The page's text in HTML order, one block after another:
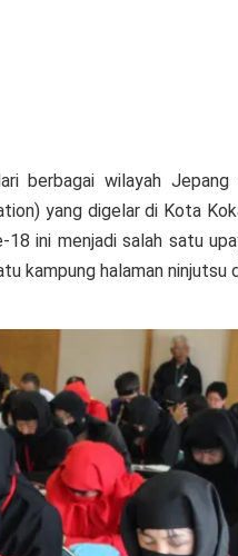
berbagai wilayah
yang digelar di Kota
ini menjadi salah satu
kampung halaman ninjutsu